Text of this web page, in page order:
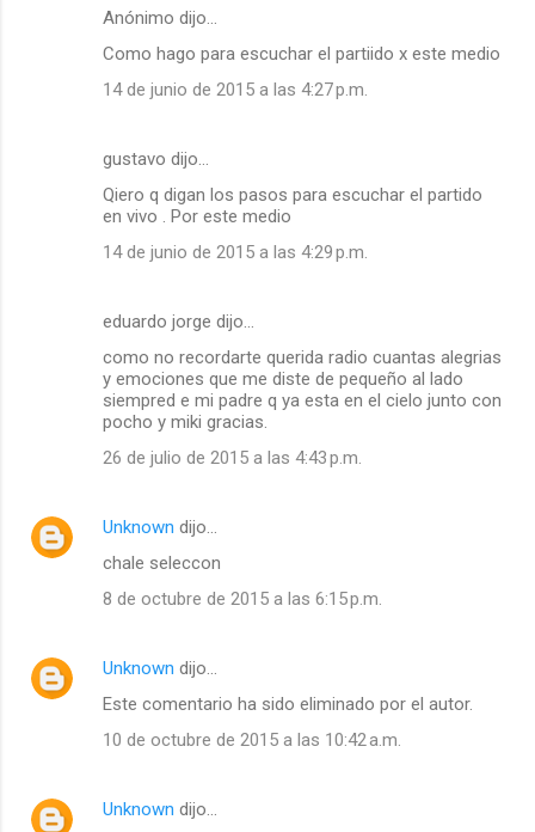
Anónimo dijo…
Como hago para escuchar el partiido x este medio
14 de junio de 2015 a las 4:27 p.m.
gustavo dijo…
Qiero q digan los pasos para escuchar el partido
en vivo . Por este medio
14 de junio de 2015 a las 4:29 p.m.
eduardo jorge dijo…
como no recordarte querida radio cuantas alegrias
y emociones que me diste de pequeño al lado
siempred e mi padre q ya esta en el cielo junto con
pocho y miki gracias.
26 de julio de 2015 a las 4:43 p.m.
Unknown dijo…
chale seleccon
8 de octubre de 2015 a las 6:15 p.m.
Unknown dijo…
Este comentario ha sido eliminado por el autor.
10 de octubre de 2015 a las 10:42 a.m.
Unknown dijo…